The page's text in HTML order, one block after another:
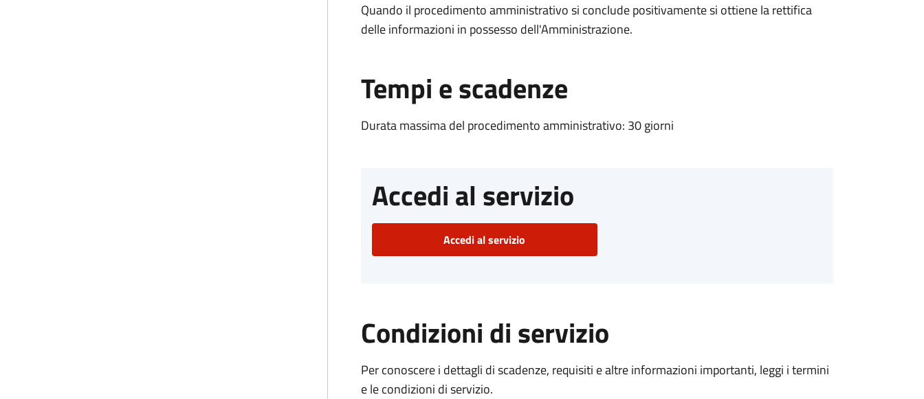
Quando il procedimento amministrativo si conclude positivamente si ottiene la rettifica
delle informazioni in possesso dell'Amministrazione.
Tempi e scadenze
Durata massima del procedimento amministrativo: 30 giorni
Accedi al servizio
Accedi al servizio
Condizioni di servizio
Per conoscere i dettagli di scadenze, requisiti e altre informazioni importanti, leggi i termini
e le condizioni di servizio.